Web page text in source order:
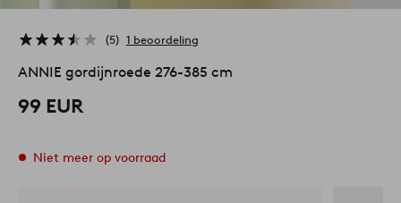
5 1 beoordeling
ANNIE gordijnroede 276-385 cm
99 EUR
Niet meer op voorraad